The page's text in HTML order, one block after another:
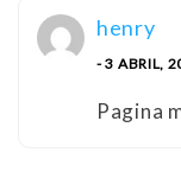
henry
- 3 ABRIL,
Pagina